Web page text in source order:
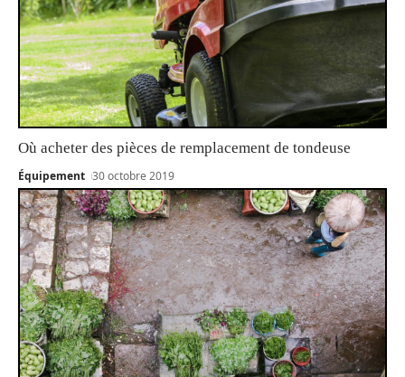
Où acheter des pièces de remplacement de tondeuse
Équipement 30 octobre 2019